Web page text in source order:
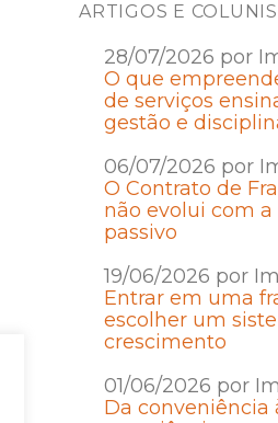
ARTIGOS E
28/07/2026 por
O que
de serviços
gestão e
06/07/2026 por
O Contrato de
não evolui com a
passivo
19/06/2026 por
Entrar em uma
escolher um
crescimento
01/06/2026 por
Da conveniência